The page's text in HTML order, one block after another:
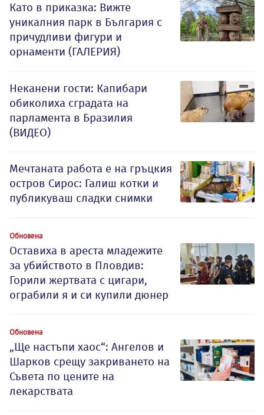
Като в приказка: Вижте
уникалния парк в България с
причудливи фигури и
орнаменти (ГАЛЕРИЯ)
Неканени гости: Капибари
обиколиха сградата на
парламента в Бразилия
(ВИДЕО)
Мечтаната работа е на гръцкия
остров Сирос: Галиш котки и
публикуваш сладки снимки
Обновена
Оставиха в ареста младежите
за убийството в Пловдив:
Горили жертвата с цигари,
ограбили я и си купили дюнер
Обновена
„Ще настъпи хаос“: Ангелов и
Шарков срещу закриването на
Съвета по цените на
лекарствата